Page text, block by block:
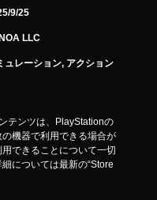
9/25
LLC
ュレーション, アクション
テンツは、PlayStationの
機器で利用できる場合が
できることについて一切
については最新の“Store